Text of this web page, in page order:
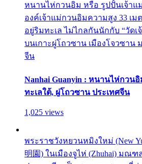
หนานไห่กวนอิม หรือ รูปปั้นเจ้าแ
องค์เจ้าแม่กวนอิมความสูง 33 เ
อยู่ริมทะเล ไม่ไกลกันนักกับ “วัด
บนเกาะผู่โถวซาน เมืองโจวซาน
จีน
Nanhai Guanyin : หนานไห่กวน
ทะเลใต้, ผู่โถวซาน ประเทศจีน
1,025 views
พระราชวังหยวนหมิงใหม่ (New
明園) ในเมืองจูไห่ (Zhuhai) มณฑ